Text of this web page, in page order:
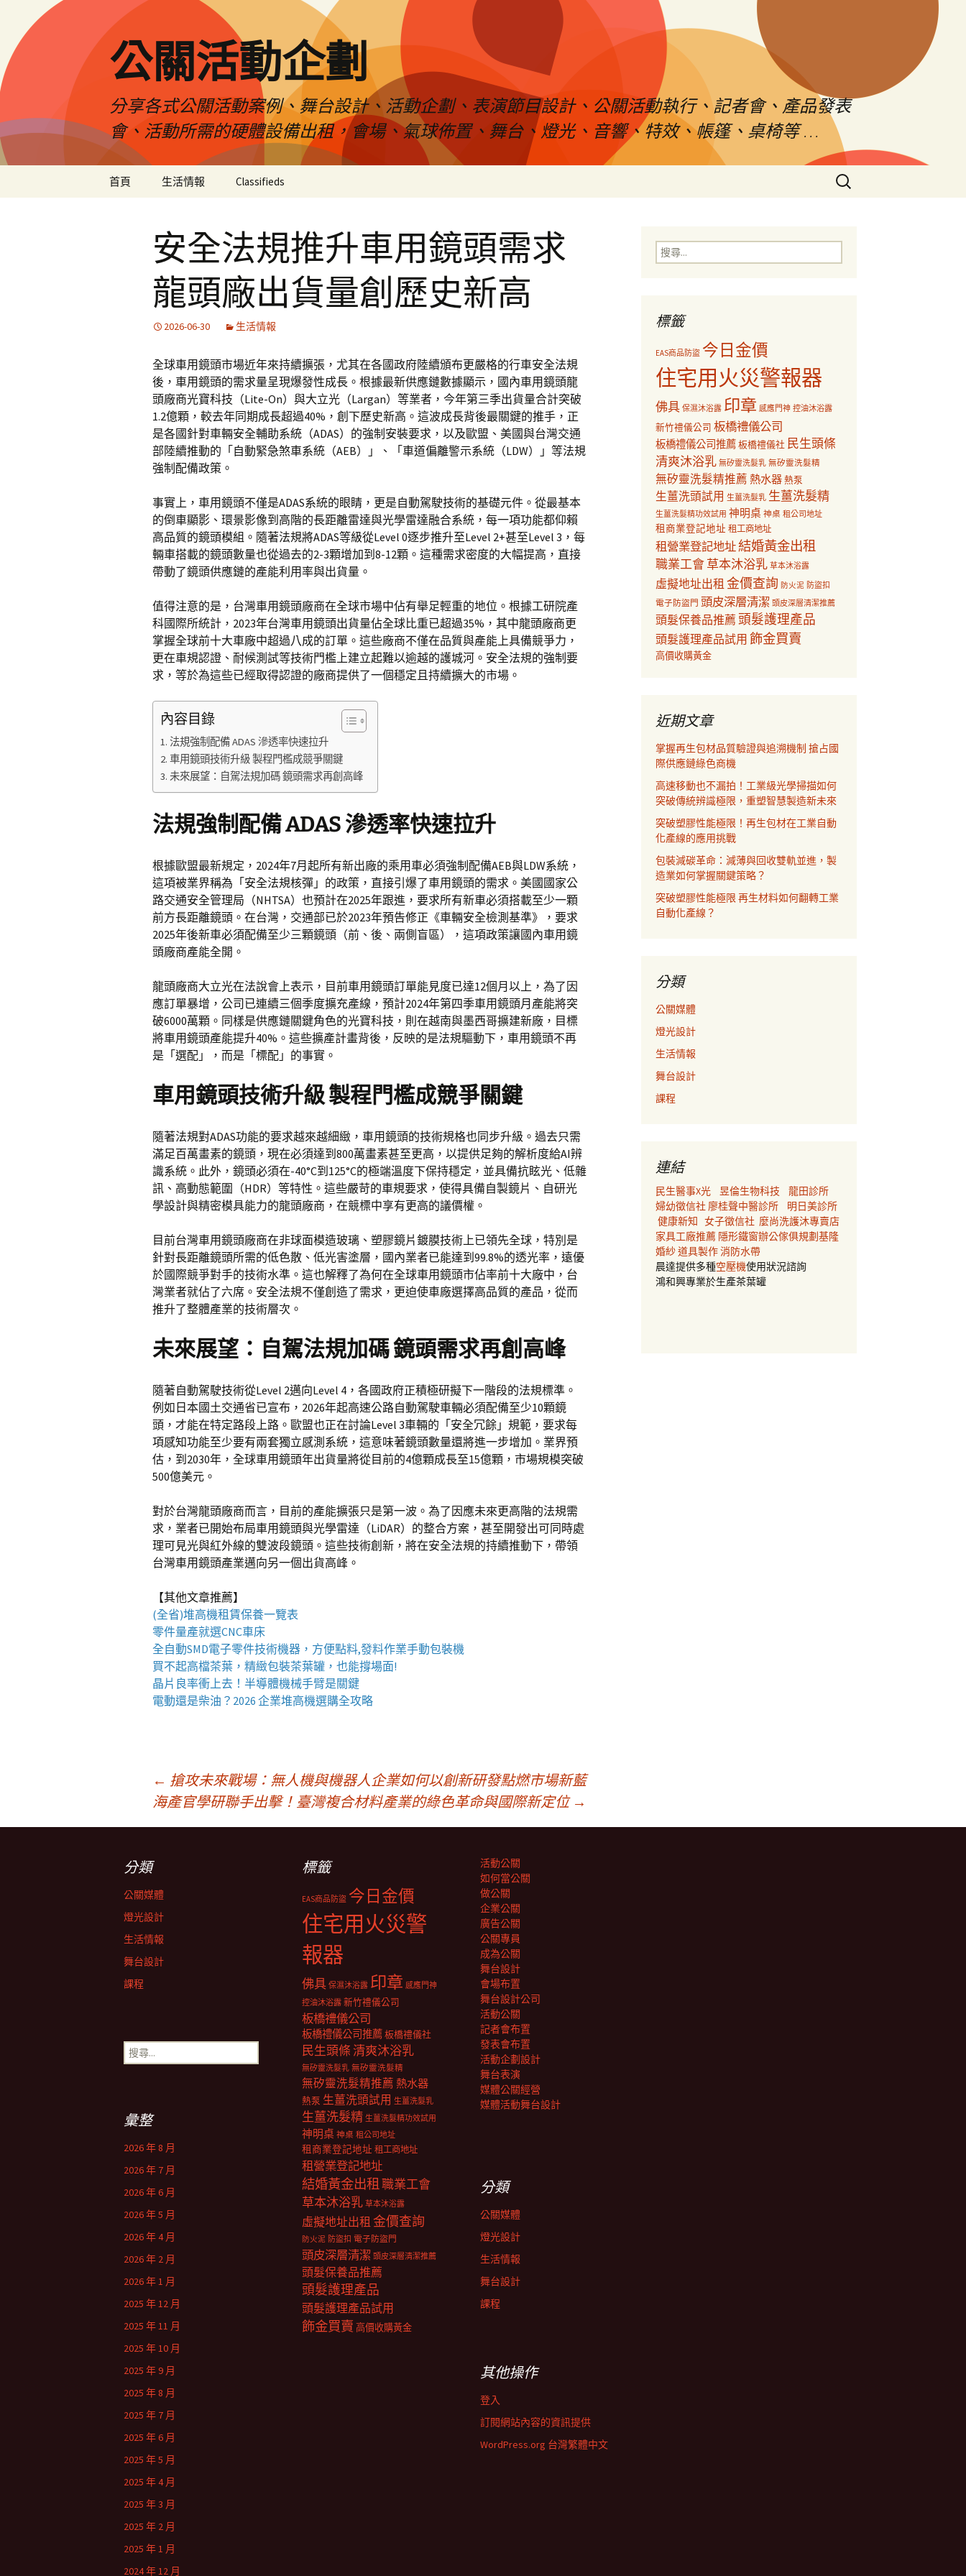
公關活動企劃
分享各式公關活動案例、舞台設計、活動企劃、表演節目設計、公關活動執行、記者會、產品發表
會、活動所需的硬體設備出租，會場、氣球佈置、舞台、燈光、音響、特效、帳篷、桌椅等 …
首頁 生活情報 Classifieds
搜
尋
字:
安全法規推升車用鏡頭需求
龍頭廠出貨量創歷史新高
2026-06-30 生活情報
全球車用鏡頭市場近年來持續擴張，尤其在各國政府陸續頒布更嚴格的行車安全法規
後，車用鏡頭的需求量呈現爆發性成長。根據最新供應鏈數據顯示，國內車用鏡頭龍
頭廠商光寶科技（Lite-On）與大立光（Largan）等業者，今年第三季出貨量合計突破
1.2億顆，較去年同期成長超過40%，創下歷史新高。這波成長背後最關鍵的推手，正
是各國針對車輛安全輔助系統（ADAS）的強制安裝要求，以及歐盟、美國與台灣交通
部陸續推動的「自動緊急煞車系統（AEB）」、「車道偏離警示系統（LDW）」等法規
強制配備政策。
事實上，車用鏡頭不僅是ADAS系統的眼睛，更是自動駕駛技術的基礎元件。從最基本
的倒車顯影、環景影像到高階的長距離雷達與光學雷達融合系統，每一項功能都仰賴
高品質的鏡頭模組。隨著法規將ADAS等級從Level 0逐步推升至Level 2+甚至Level 3，每
輛車搭載的鏡頭數量也從過去的2-3顆增加到8-12顆。這種需求密度的大幅提高，直接
帶動了鏡頭供應鏈的產能利用率與出貨量。
值得注意的是，台灣車用鏡頭廠商在全球市場中佔有舉足輕重的地位。根據工研院產
科國際所統計，2023年台灣車用鏡頭出貨量佔全球比重已超過35%，其中龍頭廠商更
掌握全球前十大車廠中超過八成的訂單。這些廠商不僅在品質與產能上具備競爭力，
更在車規認證、耐候測試等技術門檻上建立起難以逾越的護城河。安全法規的強制要
求，等於為這些已經取得認證的廠商提供了一個穩定且持續擴大的市場。
內容目錄
法規強制配備 ADAS 滲透率快速拉升
車用鏡頭技術升級 製程門檻成競爭關鍵
未來展望：自駕法規加碼 鏡頭需求再創高峰
法規強制配備 ADAS 滲透率快速拉升
根據歐盟最新規定，2024年7月起所有新出廠的乘用車必須強制配備AEB與LDW系統，
這項被業界稱為「安全法規核彈」的政策，直接引爆了車用鏡頭的需求。美國國家公
路交通安全管理局（NHTSA）也預計在2025年跟進，要求所有新車必須搭載至少一顆
前方長距離鏡頭。在台灣，交通部已於2023年預告修正《車輛安全檢測基準》，要求
2025年後新車必須配備至少三顆鏡頭（前、後、兩側盲區），這項政策讓國內車用鏡
頭廠商產能全開。
龍頭廠商大立光在法說會上表示，目前車用鏡頭訂單能見度已達12個月以上，為了因
應訂單暴增，公司已連續三個季度擴充產線，預計2024年第四季車用鏡頭月產能將突
破6000萬顆。同樣是供應鏈關鍵角色的光寶科技，則在越南與墨西哥擴建新廠，目標
將車用鏡頭產能提升40%。這些擴產計畫背後，反映的是法規驅動下，車用鏡頭不再
是「選配」，而是「標配」的事實。
車用鏡頭技術升級 製程門檻成競爭關鍵
隨著法規對ADAS功能的要求越來越細緻，車用鏡頭的技術規格也同步升級。過去只需
滿足百萬畫素的鏡頭，現在必須達到800萬畫素甚至更高，以提供足夠的解析度給AI辨
識系統。此外，鏡頭必須在-40°C到125°C的極端溫度下保持穩定，並具備抗眩光、低雜
訊、高動態範圍（HDR）等特性。這些嚴苛的車規要求，使得具備自製鏡片、自研光
學設計與精密模具能力的龍頭廠商，在競標中享有更高的議價權。
目前台灣車用鏡頭廠商在非球面模造玻璃、塑膠鏡片鍍膜技術上已領先全球，特別是
針對長距離鏡頭所需的低色散、低光害塗層，國內業者已能達到99.8%的透光率，遠優
於國際競爭對手的技術水準。這也解釋了為何在全球車用鏡頭市佔率前十大廠中，台
灣業者就佔了六席。安全法規不僅創造了需求，更迫使車廠選擇高品質的產品，從而
推升了整體產業的技術層次。
未來展望：自駕法規加碼 鏡頭需求再創高峰
隨著自動駕駛技術從Level 2邁向Level 4，各國政府正積極研擬下一階段的法規標準。
例如日本國土交通省已宣布，2026年起高速公路自動駕駛車輛必須配備至少10顆鏡
頭，才能在特定路段上路。歐盟也正在討論Level 3車輛的「安全冗餘」規範，要求每
項感知功能至少要有兩套獨立感測系統，這意味著鏡頭數量還將進一步增加。業界預
估，到2030年，全球車用鏡頭年出貨量將從目前的4億顆成長至15億顆，市場規模突破
500億美元。
對於台灣龍頭廠商而言，目前的產能擴張只是第一波。為了因應未來更高階的法規需
求，業者已開始布局車用鏡頭與光學雷達（LiDAR）的整合方案，甚至開發出可同時處
理可見光與紅外線的雙波段鏡頭。這些技術創新，將在安全法規的持續推動下，帶領
台灣車用鏡頭產業邁向另一個出貨高峰。
【其他文章推薦】
(全省)堆高機租賃保養一覽表
零件量產就選CNC車床
全自動SMD電子零件技術機器 ，方便點料,發料作業手動包裝機
買不起高檔茶葉，精緻包裝茶葉罐 ，也能撐場面!
晶片良率衝上去！ 半導體機械手臂是關鍵
電動還是柴油？2026 企業堆高機選購全攻略
章
← 搶攻未來戰場：無人機與機器人企業如何以創新研發點燃市場新藍
海產官學研聯手出擊！臺灣複合材料產業的綠色革命與國際新定位 →
搜
尋
標籤
EAS商品防盜 今日金價
住宅用火災警報器
佛具 保濕沐浴露 印章 感應門神 控油沐浴露
新竹禮儀公司 板橋禮儀公司
板橋禮儀公司推薦板橋禮儀社 民生頭條
清爽沐浴乳 無矽靈洗髮乳 無矽靈洗髮精
無矽靈洗髮精推薦 熱水器 熱泵
生薑洗頭試用 生薑洗髮乳 生薑洗髮精
生薑洗髮精功效試用 神明桌 神桌 租公司地址
租商業登記地址 租工商地址
租營業登記地址結婚黃金出租
職業工會草本沐浴乳 草本沐浴露
虛擬地址出租 金價查詢 防火泥 防盜扣
電子防盜門 頭皮深層清潔 頭皮深層清潔推薦
頭髮保養品推薦 頭髮護理產品
頭髮護理產品試用 飾金買賣
高價收購黃金
近期文章
掌握再生包材品質驗證與追溯機制 搶占國
際供應鏈綠色商機
高速移動也不漏拍！工業級光學掃描如何
突破傳統辨識極限，重塑智慧製造新未來
突破塑膠性能極限！再生包材在工業自動
化產線的應用挑戰
包裝減碳革命：減薄與回收雙軌並進，製
造業如何掌握關鍵策略？
突破塑膠性能極限 再生材料如何翻轉工業
自動化產線？
分類
公關媒體
燈光設計
生活情報
舞台設計
課程
連結
民生醫事X光 昱倫生物科技
龍田診所
婦幼徵信社 廖桂聲中醫診所
明日美診所
健康新知 女子徵信社 麼尚洗護沐專賣店
家具工廠推薦 隱形鐵窗辦公傢俱規劃基隆
婚紗道具製作消防水帶
晨達提供多種空壓機使用狀況諮詢
鴻和興專業於生產茶葉罐
分類
公關媒體
燈光設計
生活情報
舞台設計
課程
標籤
EAS商品防盜 今日金價
住宅用火災警
報器
佛具 保濕沐浴露 印章 感應門神
控油沐浴露 新竹禮儀公司
板橋禮儀公司
板橋禮儀公司推薦板橋禮儀社
民生頭條清爽沐浴乳
無矽靈洗髮乳 無矽靈洗髮精
無矽靈洗髮精推薦 熱水器
熱泵 生薑洗頭試用 生薑洗髮乳
生薑洗髮精 生薑洗髮精功效試用
神明桌 神桌 租公司地址
租商業登記地址 租工商地址
租營業登記地址
結婚黃金出租職業工會
草本沐浴乳 草本沐浴露
虛擬地址出租 金價查詢
防火泥 防盜扣 電子防盜門
頭皮深層清潔 頭皮深層清潔推薦
頭髮保養品推薦
頭髮護理產品
頭髮護理產品試用
飾金買賣 高價收購黃金
活動公關
如何當公關
做公關
企業公關
廣告公關
公關專員
成為公關
舞台設計
會場布置
舞台設計公司
活動公關
記者會布置
發表會布置
活動企劃設計
舞台表演
媒體公關經營
媒體活動舞台設計
搜
尋
彙整
2026 年 8 月
2026 年 7 月
2026 年 6 月
2026 年 5 月
2026 年 4 月
2026 年 2 月
2026 年 1 月
2025 年 12 月
2025 年 11 月
2025 年 10 月
2025 年 9 月
2025 年 8 月
2025 年 7 月
2025 年 6 月
2025 年 5 月
2025 年 4 月
2025 年 3 月
2025 年 2 月
2025 年 1 月
2024 年 12 月
分類
公關媒體
燈光設計
生活情報
舞台設計
課程
其他操作
登入
訂閱網站內容的資訊提供
WordPress.org 台灣繁體中文